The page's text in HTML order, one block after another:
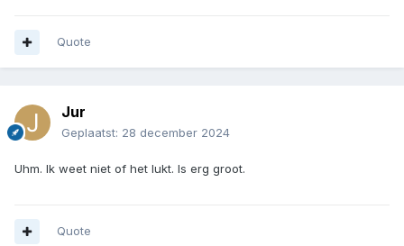
Quote
Jur
Geplaatst: 28 december 2024
Uhm. Ik weet niet of het lukt. Is erg groot.
Quote